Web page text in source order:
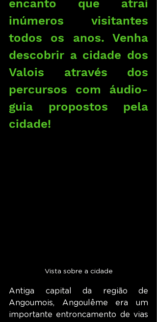
encanto que atrai
inúmeros visitantes
todos os anos. Venha
descobrir a cidade dos
Valois através dos
percursos com áudio-
guia propostos pela
cidade!
Vista sobre a cidade
Antiga capital da região de
Angoumois, Angoulême era um
importante entroncamento de vias